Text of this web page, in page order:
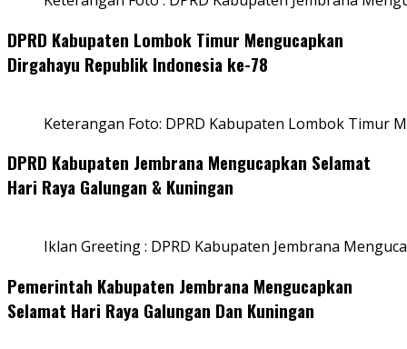
DPRD Kabupaten Lombok Timur Mengucapkan
Dirgahayu Republik Indonesia ke-78
Keterangan Foto: DPRD Kabupaten Lombok Timur
DPRD Kabupaten Jembrana Mengucapkan Selamat
Hari Raya Galungan & Kuningan
Iklan Greeting : DPRD Kabupaten Jembrana
Pemerintah Kabupaten Jembrana Mengucapkan
Selamat Hari Raya Galungan Dan Kuningan